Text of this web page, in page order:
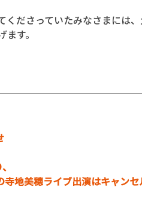
ださっていたみなさまには
す。
地美穂ライブ出演はキャンセ